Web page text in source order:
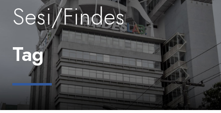
Sesi/Findes
Tag